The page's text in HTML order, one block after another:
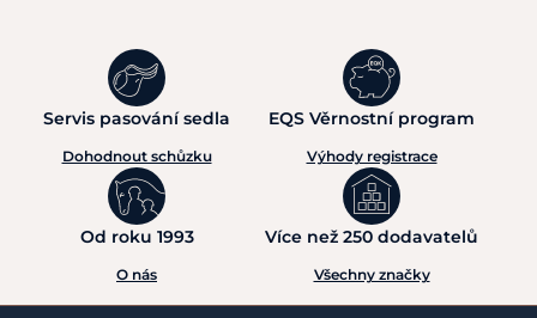
Servis pasování sedla
Dohodnout schůzku
EQS Věrnostní program
Výhody registrace
Od roku 1993
O nás
Více než 250 dodavatelů
Všechny značky